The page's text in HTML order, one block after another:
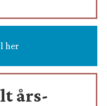
her
års-